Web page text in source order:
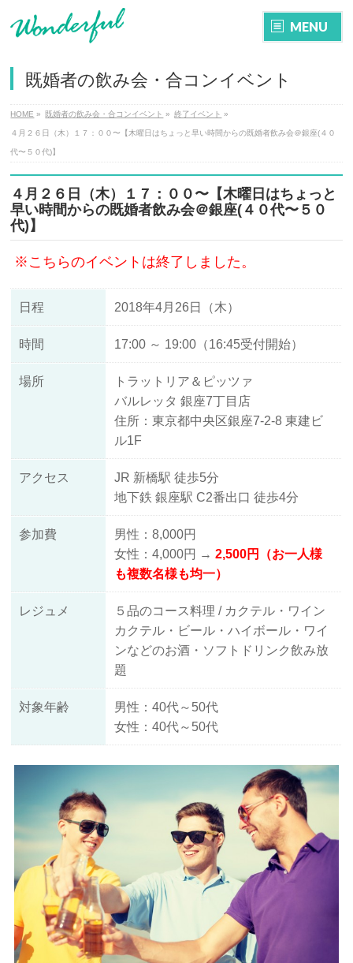
MENU
既婚者の飲み会・合コンイベント
HOME » 既婚者の飲み会・合コンイベント » 終了イベント »
４月２６日（木）１７：００〜【木曜日はちょっと早い時間からの既婚者飲み会＠銀座(４０
代〜５０代)】
４月２６日（木）１７：００〜【木曜日はちょっと
早い時間からの既婚者飲み会＠銀座(４０代〜５０
代)】
※こちらのイベントは終了しました。
日程 2018年4月26日（木）
時間 17:00 ～ 19:00（16:45受付開始）
場所
トラットリア＆ピッツァ
バルレッタ 銀座7丁目店
住所：東京都中央区銀座7-2-8 東建ビ
ル1F
アクセス
JR 新橋駅 徒歩5分
地下鉄 銀座駅 C2番出口 徒歩4分
参加費
男性：8,000円
女性：4,000円 →2,500円（お一人様
も複数名様も均一）
レジュメ
５品のコース料理 / カクテル・ワイン
カクテル・ビール・ハイボール・ワイ
ンなどのお酒・ソフトドリンク飲み放
題
対象年齢
男性：40代～50代
女性：40代～50代